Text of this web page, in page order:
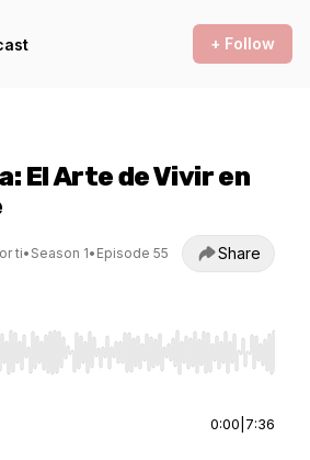
+ Follow
El Arte de Vivir en
ti• Season 1• Episode 55 Share
Right to seek, Home/End to jump to
0:00 7:36